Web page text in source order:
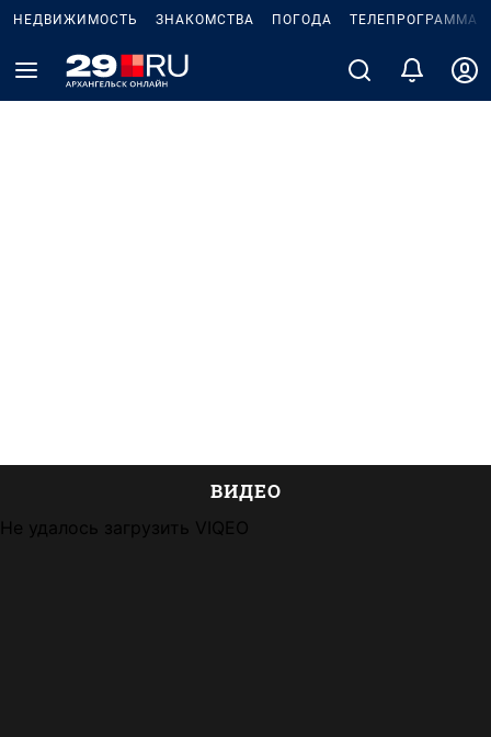
НЕДВИЖИМОСТЬ ЗНАКОМСТВА ПОГОДА ТЕЛЕПРОГРАММА
ВИДЕО
Не удалось загрузить VIQEO